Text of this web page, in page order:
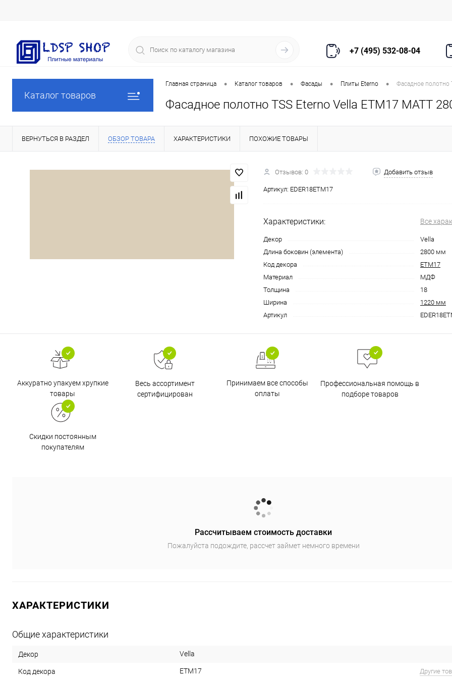
+7 (495) 532-08-04
Каталог товаров
Главная страница • Каталог товаров • Фасады • Плиты Eterno • Фасадное полотно
Фасадное полотно TSS Eterno Vella ETM17 MATT
ВЕРНУТЬСЯ В РАЗДЕЛ ОБЗОР ТОВАРА ХАРАКТЕРИСТИКИ ПОХОЖИЕ ТОВАРЫ
Отзывов: 0 Добавить отзыв
Артикул: EDER18ETM17
Характеристики: Все
Декор
Vella
Длина боковин (элемента)
2800 мм
Код декора
ETM17
Материал
МДФ
Толщина
18
Ширина
1220 мм
Артикул
Аккуратно упакуем хрупкие
товары
Весь ассортимент
сертифицирован
Принимаем все способы
оплаты
Профессиональная помощь в
подборе товаров
Скидки постоянным
покупателям
Рассчитываем стоимость доставки
Пожалуйста подождите, рассчет займет немного времени
ХАРАКТЕРИСТИКИ
Общие характеристики
Декор Vella
Код декора ETM17 Другие